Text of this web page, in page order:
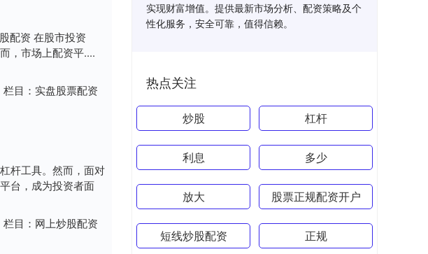
配资 在股市投资
，市场上配资平....
栏目： 实盘股票配资
杆工具。然而，面对
台，成为投资者面
栏目： 网上炒股配资
实现财富增值。提供最新市场分析、配资策略及个
性化服务，安全可靠，值得信赖。
热点关注
炒股 杠杆
利息 多少
放大 股票正规配资开户
短线炒股配资 正规